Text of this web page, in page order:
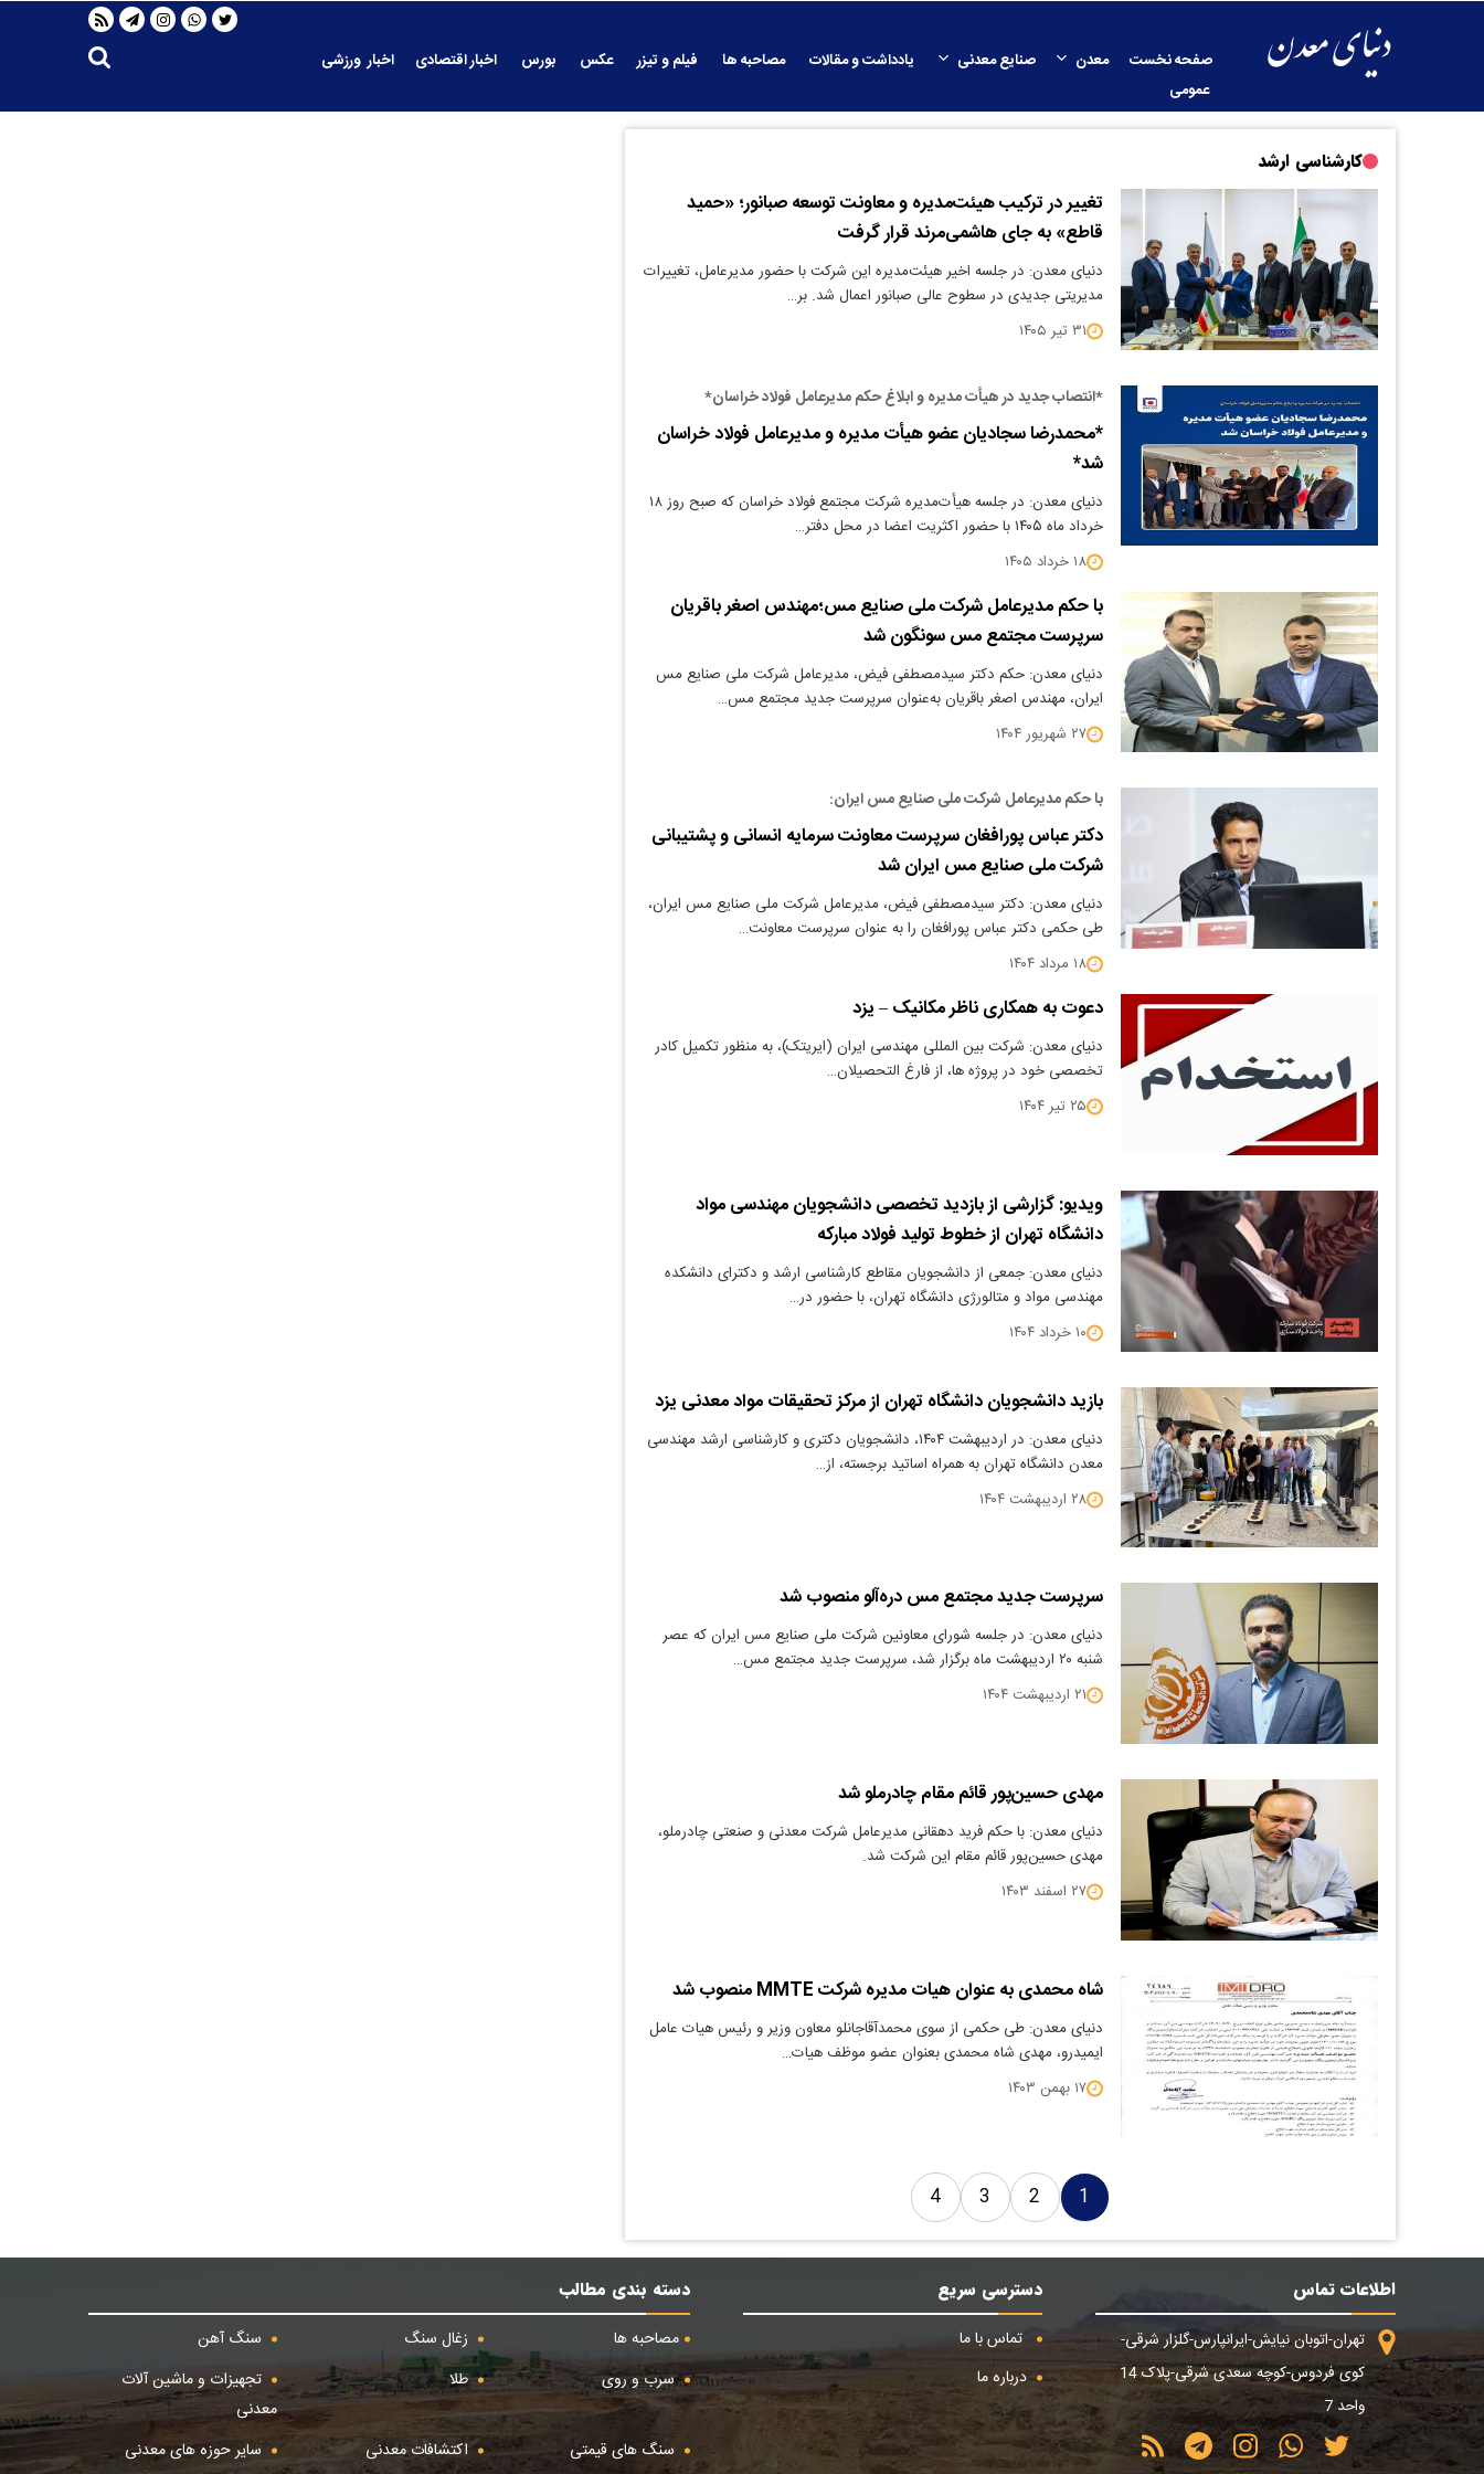
صفحه نخست معدن صنایع معدنی یادداشت و مقالات مصاحبه ها فیلم و تیزر عکس بورس اخبار اقتصادی
اخبار ورزشی
عمومی
کارشناسی ارشد
تغییر در ترکیب هیئت‌مدیره و معاونت توسعه صبانور؛ «حمید
قاطع» به جای هاشمی‌مرند قرار گرفت
دنیای معدن: در جلسه اخیر هیئت‌مدیره این شرکت با حضور مدیرعامل، تغییرات
مدیریتی جدیدی در سطوح عالی صبانور اعمال شد. بر…
۳۱ تیر ۱۴۰۵
*انتصاب جدید در هیأت مدیره و ابلاغ حکم مدیرعامل فولاد خراسان*
*محمدرضا سجادیان عضو هیأت مدیره و مدیرعامل فولاد خراسان
شد*
دنیای معدن: در جلسه هیأت‌مدیره شرکت مجتمع فولاد خراسان که صبح روز ۱۸
خرداد ماه ۱۴۰۵ با حضور اکثریت اعضا در محل دفتر…
۱۸ خرداد ۱۴۰۵
با حکم مدیرعامل شرکت ملی صنایع مس؛مهندس اصغر باقریان
سرپرست مجتمع مس سونگون شد
دنیای معدن: حکم دکتر سیدمصطفی فیض، مدیرعامل شرکت ملی صنایع مس
ایران، مهندس اصغر باقریان به‌عنوان سرپرست جدید مجتمع مس…
۲۷ شهریور ۱۴۰۴
با حکم مدیرعامل شرکت ملی صنایع مس ایران:
دکتر عباس پورافغان سرپرست معاونت سرمایه انسانی و پشتیبانی
شرکت ملی صنایع مس ایران شد
دنیای معدن: دکتر سیدمصطفی فیض، مدیرعامل شرکت ملی صنایع مس ایران،
طی حکمی دکتر عباس پورافغان را به عنوان سرپرست معاونت…
۱۸ مرداد ۱۴۰۴
دعوت به همکاری ناظر مکانیک – یزد
دنیای معدن: شرکت بین المللی مهندسی ایران (ایریتک)، به منظور تکمیل کادر
تخصصی خود در پروژه ها، از فارغ التحصیلان…
۲۵ تیر ۱۴۰۴
ویدیو: گزارشی از بازدید تخصصی دانشجویان مهندسی مواد
دانشگاه تهران از خطوط تولید فولاد مبارکه
دنیای معدن: جمعی از دانشجویان مقاطع کارشناسی ارشد و دکترای دانشکده
مهندسی مواد و متالورژی دانشگاه تهران، با حضور در…
۱۰ خرداد ۱۴۰۴
بازید دانشجویان دانشگاه تهران از مرکز تحقیقات مواد معدنی یزد
دنیای معدن: در اردیبهشت ۱۴۰۴، دانشجویان دکتری و کارشناسی ارشد مهندسی
معدن دانشگاه تهران به همراه اساتید برجسته، از…
۲۸ اردیبهشت ۱۴۰۴
سرپرست جدید مجتمع مس دره‌آلو منصوب شد
دنیای معدن: در جلسه شورای معاونین شرکت ملی صنایع مس ایران که عصر
شنبه ۲۰ اردیبهشت‌ ماه برگزار شد، سرپرست جدید مجتمع مس…
۲۱ اردیبهشت ۱۴۰۴
مهدی حسین‌پور قائم مقام چادرملو شد
دنیای معدن: با حکم فرید دهقانی مدیرعامل شرکت معدنی و صنعتی چادرملو،
مهدی حسین‌پور قائم مقام این شرکت شد.
۲۷ اسفند ۱۴۰۳
شاه محمدی به عنوان هیات مدیره شرکت MMTE منصوب شد
دنیای معدن: طی حکمی از سوی محمدآقاجانلو معاون وزیر و رئیس هیات عامل
ایمیدرو، مهدی شاه محمدی بعنوان عضو موظف هیات…
۱۷ بهمن ۱۴۰۳
1
2
3
4
اطلاعات تماس
تهران-اتوبان نیایش-ایرانپارس-گلزار شرقی-
کوی فردوس-کوچه سعدی شرقی-پلاک 14
واحد 7
دسترسی سریع
تماس با ما
درباره ما
دسته بندی مطالب
مصاحبه ها
زغال سنگ
سنگ آهن
سرب و روی
طلا
تجهیزات و ماشین آلات
معدنی
سنگ های قیمتی
اکتشافات معدنی سایر حوزه های معدنی